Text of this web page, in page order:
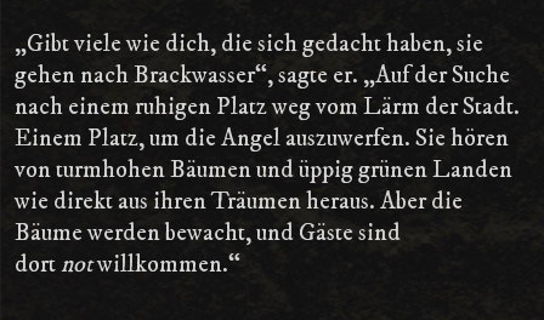
„Gibt viele wie dich, die sich gedacht haben, sie
gehen nach Brackwasser“, sagte er. „Auf der Suche
nach einem ruhigen Platz weg vom Lärm der Stadt.
Einem Platz, um die Angel auszuwerfen. Sie hören
von turmhohen Bäumen und üppig grünen Landen
wie direkt aus ihren Träumen heraus. Aber die
Bäume werden bewacht, und Gäste sind
dortnotwillkommen.“